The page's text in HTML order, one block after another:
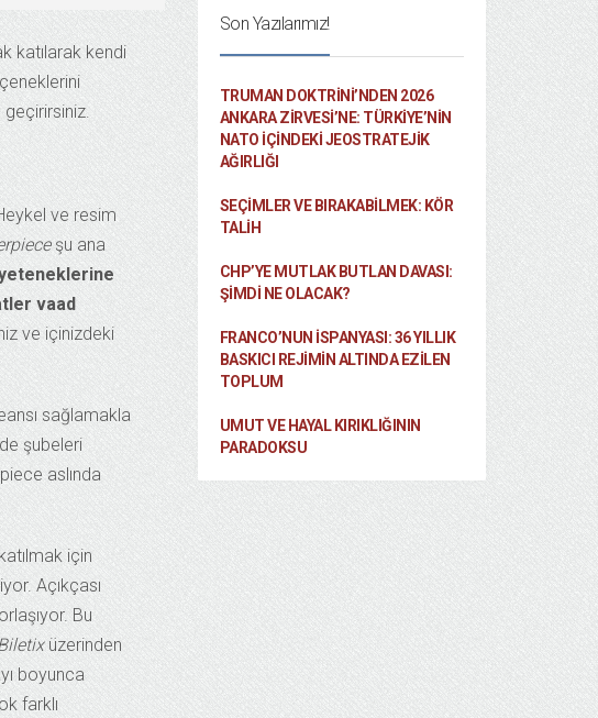
katılarak kendi
ve resim
şu ana
vaad
ve içinizdeki
sağlamakla
şubeleri
aslında
için
Açıkçası
Bu
üzerinden
boyunca
farklı
Son Yazılarımız!
TRUMAN DOKTRINI’NDEN 2026
ANKARA ZIRVESI’NE: TÜRKIYE’NIN
NATO İÇINDEKI JEOSTRATEJIK
AĞIRLIĞI
SEÇIMLER VE BIRAKABILMEK: KÖR
TALIH
CHP’YE MUTLAK BUTLAN DAVASI:
ŞİMDİ NE OLACAK?
FRANCO’NUN İSPANYASI: 36 YILLIK
BASKICI REJIMIN ALTINDA EZILEN
TOPLUM
UMUT VE HAYAL KIRIKLIĞININ
PARADOKSU